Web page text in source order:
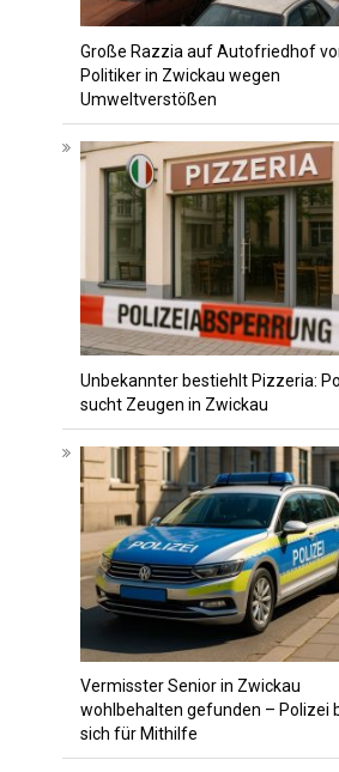
Große Razzia auf Autofriedhof
Politiker in Zwickau wegen
Umweltverstößen
Unbekannter bestiehlt Pizzeria:
sucht Zeugen in Zwickau
Vermisster Senior in Zwickau
wohlbehalten gefunden – Polizei
sich für Mithilfe